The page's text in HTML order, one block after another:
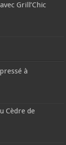
Grill’Chic
à
Cèdre de